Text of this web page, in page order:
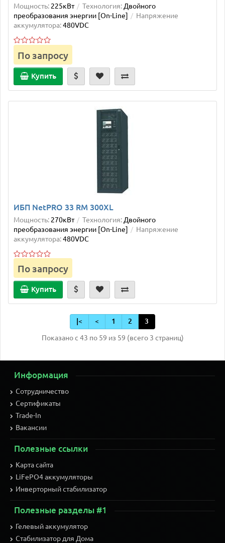
Мощность: 225кВт Технология: Двойного
преобразования энергии [On-Line]
Напряжение
аккумулятора:480VDC
По запросу
Купить
ИБП NetPRO 33 RM 300XL
Мощность: 270кВт Технология: Двойного
преобразования энергии [On-Line]
Напряжение
аккумулятора:480VDC
По запросу
Купить
|< < 1 2 3
Показано с 43 по 59 из 59 (всего 3 страниц)
Информация
Сотрудничество
Сертификаты
Trade-In
Вакансии
Полезные ссылки
Карта сайта
LiFePO4 аккумуляторы
Инверторный стабилизатор
Полезные разделы #1
Гелевый аккумулятор
Стабилизатор для Дома